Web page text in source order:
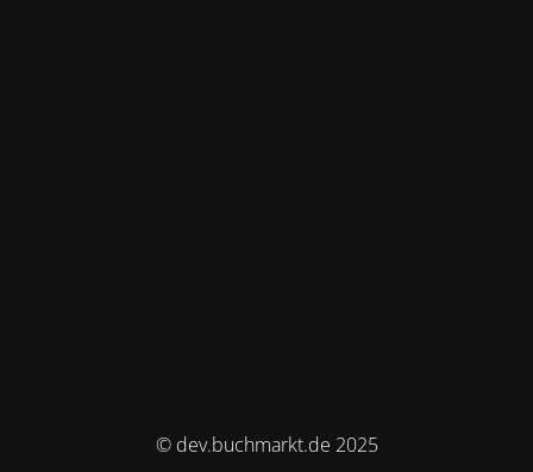
© dev.buchmarkt.de 2025